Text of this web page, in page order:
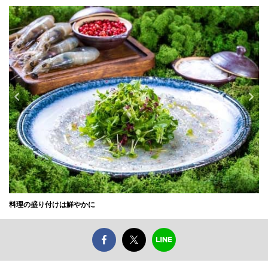
料理の盛り付けは鮮やかに